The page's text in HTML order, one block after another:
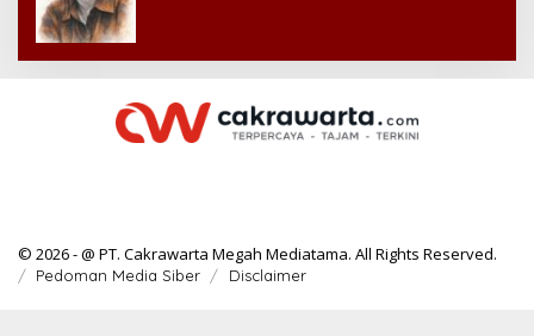
© 2026 - @ PT. Cakrawarta Megah Mediatama. All Rights Reserved.
Pedoman Media Siber Disclaimer